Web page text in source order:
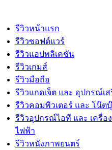
รีวิวหน้าแรก
รีวิวซอฟต์แวร์
รีวิวแอปพลิเคชัน
รีวิวเกมส์
รีวิวมือถือ
รีวิวแกดเจ็ต และ อุปกรณ์เส
รีวิวคอมพิวเตอร์ และ โน๊ต
รีวิวอุปกรณ์ไอที และ เครื่อ
ไฟฟ้า
รีวิวหนังภาพยนตร์